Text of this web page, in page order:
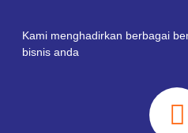
Kami menghadirkan berbagai
bisnis anda